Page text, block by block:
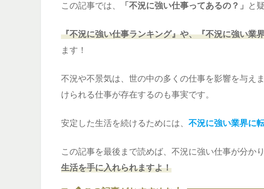
この記事では、 「不況に強い仕事ってあるの？」 と
『不況に強い仕事ランキング』や、『不況に強い業
ます！
不況や不景気は、世の中の多くの仕事を影響を与え
けられる仕事が存在するのも事実です。
安定した生活を続けるためには、 不況に強い業界に
この記事を最後まで読めば、不況に強い仕事が分かり
生活を手に入れられますよ！